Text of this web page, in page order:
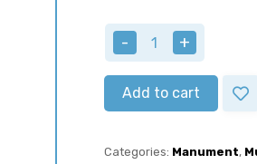
- +
Add to cart
Categories: Manument,